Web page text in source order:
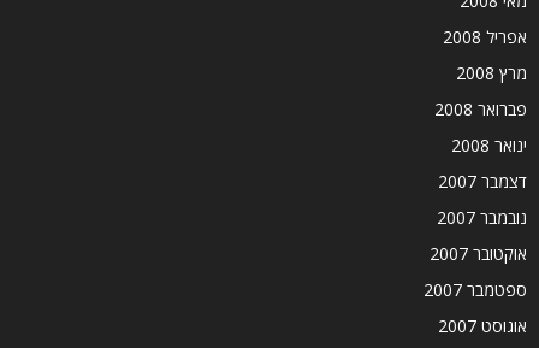
אפריל 2008
מרץ 2008
פברואר 2008
ינואר 2008
דצמבר 2007
נובמבר 2007
אוקטובר 2007
ספטמבר 2007
אוגוסט 2007